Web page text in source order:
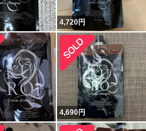
4,720円
4,690円